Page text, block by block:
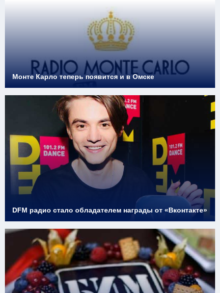
Монте Карло теперь появится и в Омске
DFM радио стало обладателем награды от «Вконтакте»